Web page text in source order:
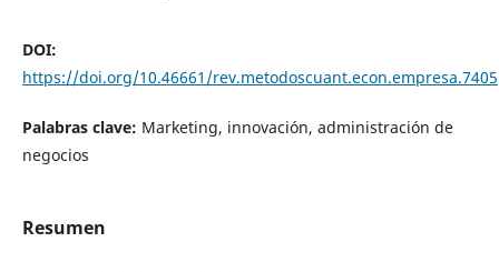
DOI:
https://doi.org/10.46661/rev.metodoscuant.econ.empresa.7405
Palabras clave: Marketing, innovación, administración de
negocios
Resumen